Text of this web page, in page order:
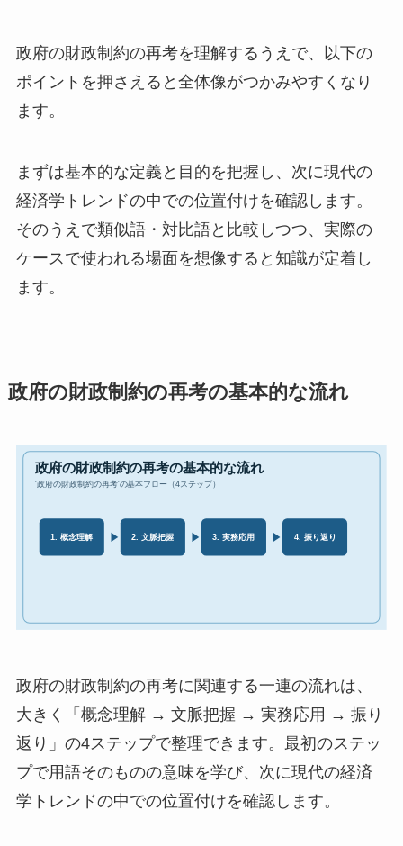
政府の財政制約の再考を理解するうえで、以下の
ポイントを押さえると全体像がつかみやすくなり
ます。
まずは基本的な定義と目的を把握し、次に現代の
経済学トレンドの中での位置付けを確認します。
そのうえで類似語・対比語と比較しつつ、実際の
ケースで使われる場面を想像すると知識が定着し
ます。
政府の財政制約の再考の基本的な流れ
政府の財政制約の再考に関連する一連の流れは、
大きく「概念理解 → 文脈把握 → 実務応用 → 振り
返り」の4ステップで整理できます。最初のステッ
プで用語そのものの意味を学び、次に現代の経済
学トレンドの中での位置付けを確認します。